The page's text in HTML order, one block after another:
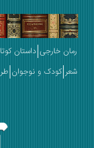
خارجی داستان کوتاه تاریخ
کودک و نوجوان طرح جلد